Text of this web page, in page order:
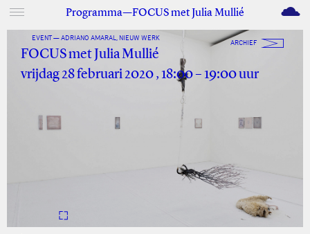
Programma—FOCUS met Julia Mullié M
EVENT — ADRIANO AMARAL, NIEUW WERK
ARCHIEF
FOCUS met Julia Mullié
vrijdag 28 februari 2020 , 18:00 – 19:00 uur